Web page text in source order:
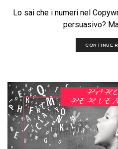
Lo sai che i numeri nel
persuasivo?
CONTINUE